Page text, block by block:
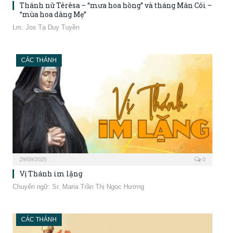
Thánh nữ Têrêsa – “mưa hoa hồng” và tháng Mân Côi –
“mùa hoa dâng Mẹ”
Lm. Jos Tạ Duy Tuyền
CÁC THÁNH
29/09/2025 0
Vị Thánh im lặng
Chuyển ngữ: Sr. Maria Trần Thị Ngọc Hương
CÁC THÁNH